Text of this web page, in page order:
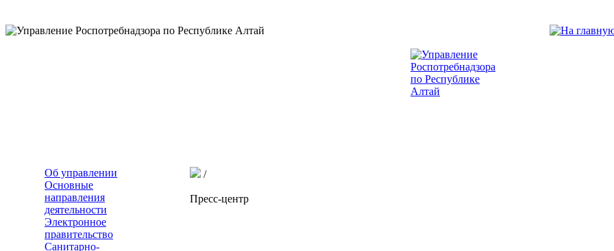
Об управлении
Основные
направления
деятельности
Электронное
правительство
Санитарно-
/
Пресс-центр